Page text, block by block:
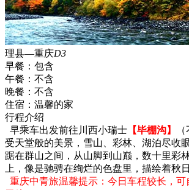
理县—重庆D3
早餐： 包含
午餐： 不含
晚餐： 不含
住宿： 温馨的家
行程介绍
早乘车出发前往川西小瑞士 【毕棚沟】
受天堂般的美景，雪山、彩林、湖泊尽收
踞在群山之间，从山脚到山巅，数十里彩
上，像是驰骋在绚烂的色盘里，描绘着秋
重庆中青旅温馨提示：今日车程较长，可